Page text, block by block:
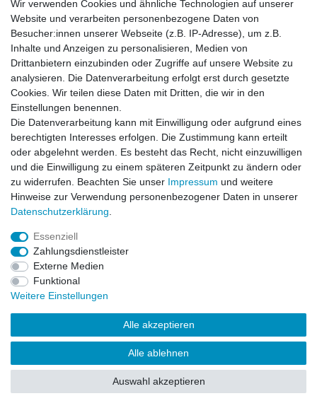
Filter
Zahlung und Versand
Impressum Daten­schutz­erklärung AGB
Barrierefreiheitserklärung Widerrufs­recht
Vertrag widerrufen
© Copyright 2026 | Alle Rechte vorbehalten.
Wir verwenden Cookies und ähnliche Technologien auf unserer
Website und verarbeiten personenbezogene Daten von
Besucher:innen unserer Webseite (z.B. IP-Adresse), um z.B.
Inhalte und Anzeigen zu personalisieren, Medien von
Drittanbietern einzubinden oder Zugriffe auf unsere Website zu
analysieren. Die Datenverarbeitung erfolgt erst durch gesetzte
Cookies. Wir teilen diese Daten mit Dritten, die wir in den
Einstellungen benennen.
Die Datenverarbeitung kann mit Einwilligung oder aufgrund eines
berechtigten Interesses erfolgen. Die Zustimmung kann erteilt
oder abgelehnt werden. Es besteht das Recht, nicht einzuwilligen
und die Einwilligung zu einem späteren Zeitpunkt zu ändern oder
zu widerrufen. Beachten Sie unser Impressum und weitere
Hinweise zur Verwendung personenbezogener Daten in unserer
Daten­schutz­erklärung
Essenziell
Zahlungsdienstleister
Externe Medien
Funktional
Weitere Einstellungen
Alle akzeptieren
Alle ablehnen
Auswahl akzeptieren